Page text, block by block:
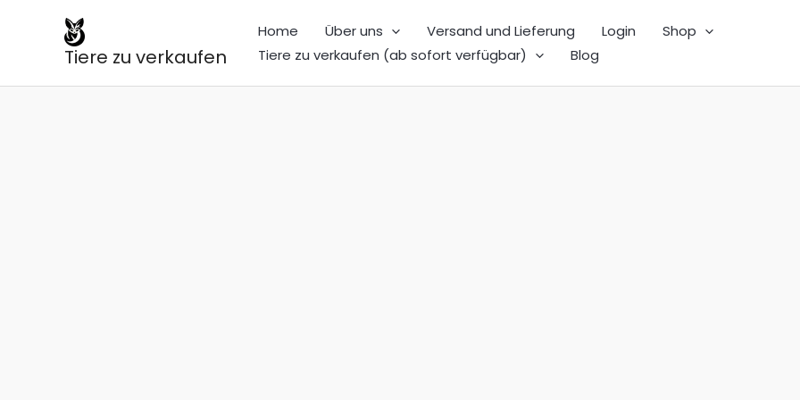
Tiere zu verkaufen
Home Über uns Versand und Lieferung Login
Shop
Tiere zu verkaufen (ab sofort verfügbar)
Blog